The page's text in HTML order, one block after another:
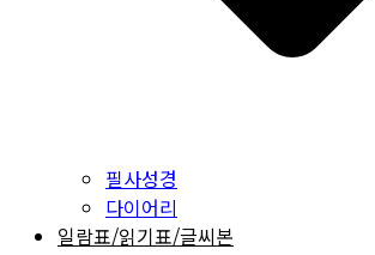
필사성경
다이어리
일람표/읽기표/글씨본